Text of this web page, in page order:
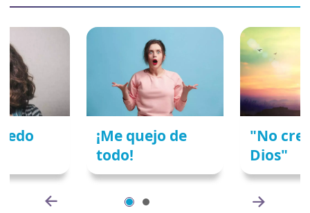
¡Me quejo de
todo!
"No
Dios"